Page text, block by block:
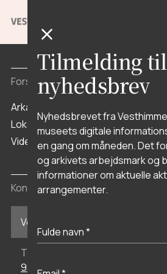
Stenaldercenter Ertebølle
Forskning og arkiv
Arkæologi
Lokalhistorisk Arkiv
Viden
Kontakt
Vesthimmerlands Museum i Aars
Telefon
98 62 35 77
Tilmelding til
nyhedsbrev
Nyhedsbrevet fra
museets digitale
en gang om måneden. Det
og arkivets arbejdsmark og
informationer om aktuelle
arrangementer.